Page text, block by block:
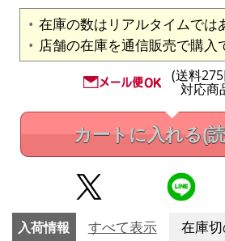
在庫の数はリアルタイムでは
店舗の在庫を通信販売で購入
(送料
対応商
カートに入れる(
入荷情報 すべて表示 在庫